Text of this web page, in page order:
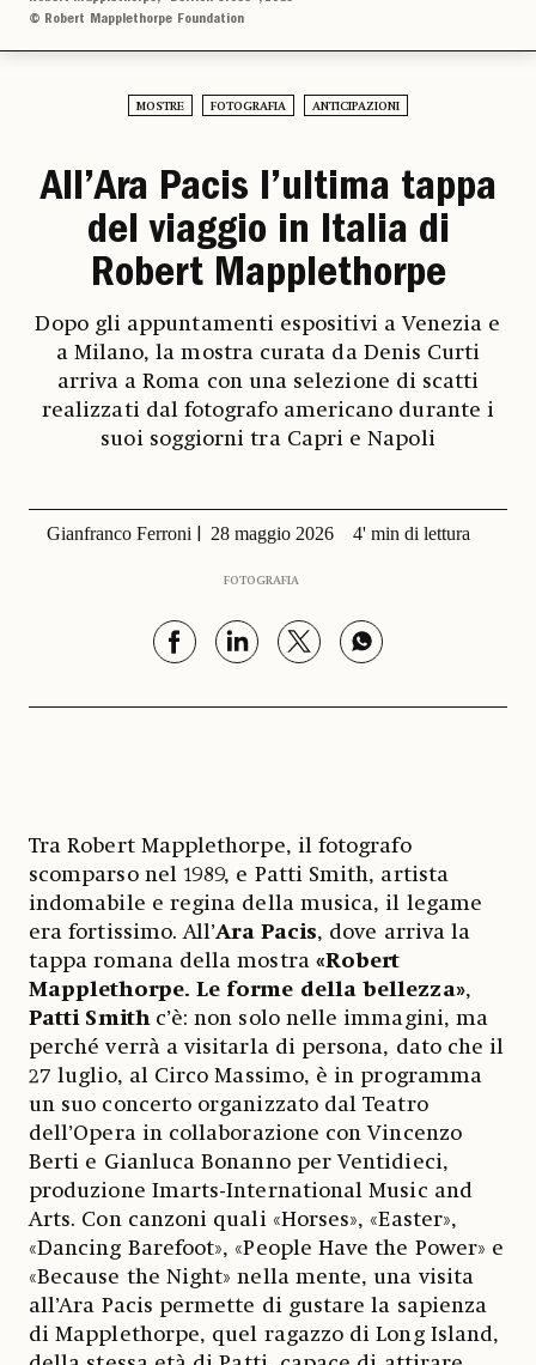
© Robert Mapplethorpe Foundation
MOSTRE FOTOGRAFIA ANTICIPAZIONI
All’Ara Pacis l’ultima tappa
del viaggio in Italia di
Robert Mapplethorpe
Dopo gli appuntamenti espositivi a Venezia e
a Milano, la mostra curata da Denis Curti
arriva a Roma con una selezione di scatti
realizzati dal fotografo americano durante i
suoi soggiorni tra Capri e Napoli
Gianfranco Ferroni 28 maggio 2026 4' min di lettura
FOTOGRAFIA
Tra Robert Mapplethorpe, il fotografo
scomparso nel 1989, e Patti Smith, artista
indomabile e regina della musica, il legame
era fortissimo. All’Ara Pacis, dove arriva la
tappa romana della mostra «Robert
Mapplethorpe. Le forme della bellezza»,
Patti Smithc’è: non solo nelle immagini, ma
perché verrà a visitarla di persona, dato che il
27 luglio, al Circo Massimo, è in programma
un suo concerto organizzato dal Teatro
dell’Opera in collaborazione con Vincenzo
Berti e Gianluca Bonanno per Ventidieci,
produzione Imarts-International Music and
Arts. Con canzoni quali «Horses», «Easter»,
«Dancing Barefoot», «People Have the Power» e
«Because the Night» nella mente, una visita
all’Ara Pacis permette di gustare la sapienza
di Mapplethorpe, quel ragazzo di Long Island,